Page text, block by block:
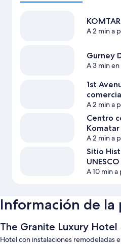
KOMTAR
A 2 min a
Gurney
A 3 min
1st
A 2 min a
Centro
Komatar
A 2 min a
Sitio
UNESCO
A 10 min a
Información de la
The Granite Luxury Hotel
Hotel con instalaciones remodeladas